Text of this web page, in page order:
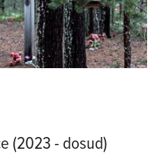
(2023 - dosud)